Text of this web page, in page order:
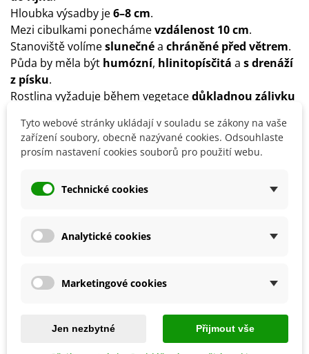
Hloubka výsadby je6–8 cm.
Mezi cibulkami ponechámevzdálenost 10 cm.
Stanoviště volímeslunečnéa chráněné před větrem.
Půda by měla být humózní, hlinitopísčitá a s drenáží
z písku.
Rostlina vyžaduje během vegetacedůkladnou zálivku
Po odkvětu se rostlina nezalévá a nechá se zatáhnout.
Je možné cibulky v létě vyjmout z půdy a v září opět
vysadit.
Jedná se o
však přes zimu zakrýt mulčovací kůrou.
Detaily produktu
SOUVISEJÍCÍ PRODUKTY
Tyto webové stránky ukládají v souladu se zákony na vaše
zařízení soubory, obecně nazývané cookies. Odsouhlaste
prosím nastavení cookies souborů pro použití webu.
Technické cookies
Analytické cookies
Marketingové cookies
Jen nezbytné Přijmout vše